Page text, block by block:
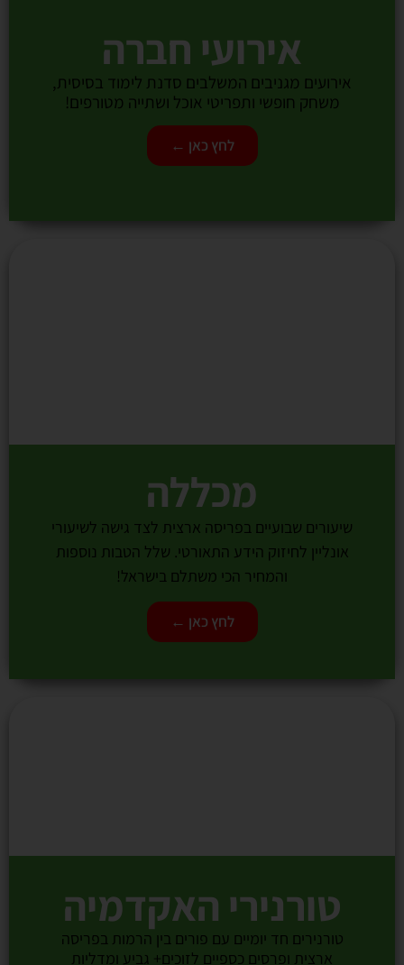
אירועי חברה
אירועים מגניבים המשלבים סדנת לימוד בסיסית,
משחק חופשי ותפריטי אוכל ושתייה מטורפים!
לחץ כאן ←
מכללה
שיעורים שבועיים בפריסה ארצית לצד גישה לשיעורי
אונליין לחיזוק הידע התאורטי. שלל הטבות נוספות
והמחיר הכי משתלם בישראל!
לחץ כאן ←
טורנירי האקדמיה
טורנירים חד יומיים עם פורים בין הרמות בפריסה
ארצית ופרסים כספיים לזוכים+ גביע ומדליות